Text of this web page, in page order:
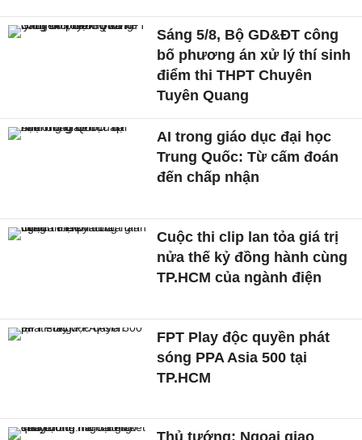
Sáng 5/8, Bộ GD&ĐT công
bố phương án xử lý thí sinh
điểm thi THPT Chuyên
Tuyên Quang
AI trong giáo dục đại học
Trung Quốc: Từ cấm đoán
đến chấp nhận
Cuộc thi clip lan tỏa giá trị
nửa thế kỷ đồng hành cùng
TP.HCM của ngành điện
FPT Play độc quyền phát
sóng PPA Asia 500 tại
TP.HCM